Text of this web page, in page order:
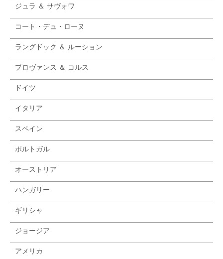
ジュラ ＆ サヴォワ
コート・デュ・ローヌ
ラングドック ＆ ルーション
プロヴァンス ＆ コルス
ドイツ
イタリア
スペイン
ポルトガル
オーストリア
ハンガリー
ギリシャ
ジョージア
アメリカ